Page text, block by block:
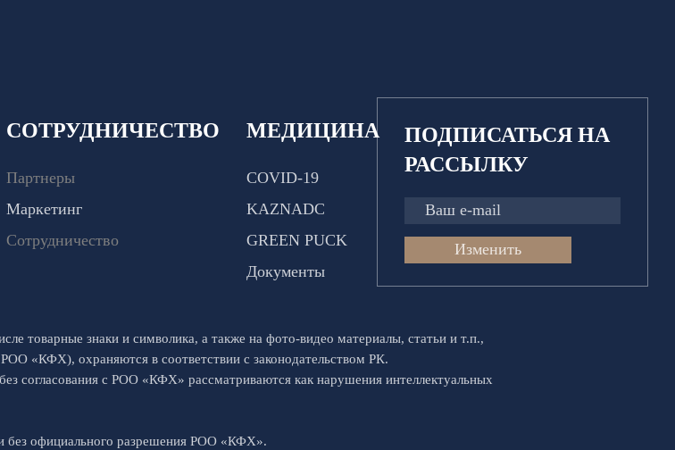
СОТРУДНИЧЕСТВО
Партнеры
Маркетинг
Сотрудничество
МЕДИЦИНА
COVID-19
KAZNADC
GREEN PUCK
Документы
ПОДПИСАТЬСЯ НА
РАССЫЛКУ
Изменить
товарные знаки и символика, а также на фото-видео материалы, статьи и т.п.,
«КФХ), охраняются в соответствии с законодательством РК.
согласования с РОО «КФХ» рассматриваются как нарушения интеллектуальных
без официального разрешения РОО «КФХ».